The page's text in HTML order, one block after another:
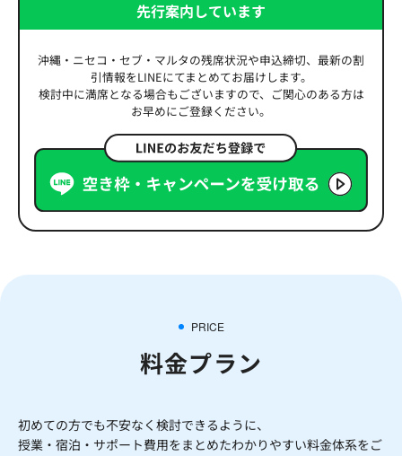
先行案内しています
沖縄・ニセコ・セブ・マルタの残席状況や申込締切、最新の割
引情報をLINEにてまとめてお届けします。
検討中に満席となる場合もございますので、ご関心のある方は
お早めにご登録ください。
PRICE
料金プラン
初めての方でも不安なく検討できるように、
授業・宿泊・サポート費用をまとめたわかりやすい料金体系をご